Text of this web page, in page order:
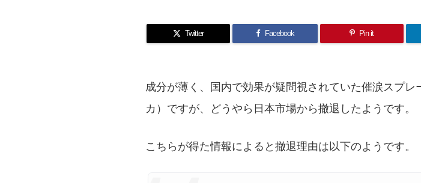
Twitter Facebook Pin it
成分が薄く、国内で効果が疑問視されていた催涙スプ
カ）ですが、どうやら日本市場から撤退したようです。
こちらが得た情報によると撤退理由は以下のようです。